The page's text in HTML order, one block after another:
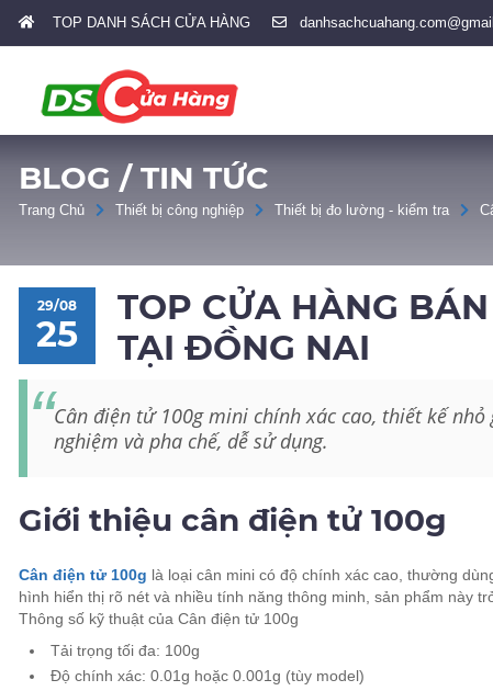
TOP DANH SÁCH CỬA HÀNG
BLOG / TIN TỨC
Trang Chủ Thiết bị công nghiệp Thiết bị đo lường - kiểm tra
29/08
25
TOP CỬA HÀNG
TẠI ĐỒNG NAI
Cân điện tử 100g mini chính xác cao, thiết kế
nghiệm và pha chế, dễ sử dụng.
Giới thiệu cân điện tử 100g
Cân điện tử 100g là loại cân mini có độ chính xác cao, thường
hình hiển thị rõ nét và nhiều tính năng thông minh, sản phẩm này
Thông số kỹ thuật của Cân điện tử 100g
Tải trọng tối đa: 100g
Độ chính xác: 0.01g hoặc 0.001g (tùy model)